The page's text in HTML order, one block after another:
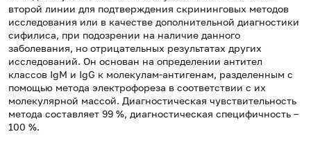
второй линии для подтверждения скрининговых методов
исследования или в качестве дополнительной диагностики
сифилиса, при подозрении на наличие данного
заболевания, но отрицательных результатах других
исследований. Он основан на определении антител
классов IgM и IgG к молекулам-антигенам, разделенным с
помощью метода электрофореза в соответствии с их
молекулярной массой. Диагностическая чувствительность
метода составляет 99 %, диагностическая специфичность –
100 %.